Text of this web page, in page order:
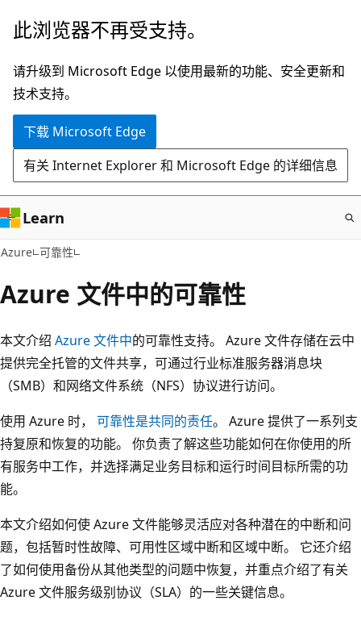
跳
主
要
内
此浏览器不再受支持。
请升级到 Microsoft Edge 以使用最新的功能、安全更新和
技术支持。
下载 Microsoft Edge
有关 Internet Explorer 和 Microsoft Edge 的详细信息
Learn
Azure 可靠性
Azure 文件中的可靠性
本文介绍 Azure 文件中的可靠性支持。 Azure 文件存储在云中
提供完全托管的文件共享，可通过行业标准服务器消息块
（SMB）和网络文件系统（NFS）协议进行访问。
使用 Azure 时， 可靠性是共同的责任。 Azure 提供了一系列支
持复原和恢复的功能。 你负责了解这些功能如何在你使用的所
有服务中工作，并选择满足业务目标和运行时间目标所需的功
能。
本文介绍如何使 Azure 文件能够灵活应对各种潜在的中断和问
题，包括暂时性故障、可用性区域中断和区域中断。 它还介绍
了如何使用备份从其他类型的问题中恢复，并重点介绍了有关
Azure 文件服务级别协议（SLA）的一些关键信息。